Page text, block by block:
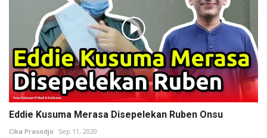
Eddie Kusuma Merasa Disepelekan Ruben Onsu
Cika Prasodjo Sep 11, 2020